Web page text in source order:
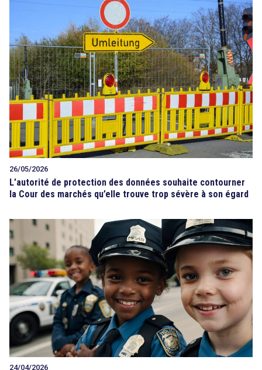
26/05/2026
L’autorité de protection des données souhaite contourner
la Cour des marchés qu’elle trouve trop sévère à son égard
24/04/2026